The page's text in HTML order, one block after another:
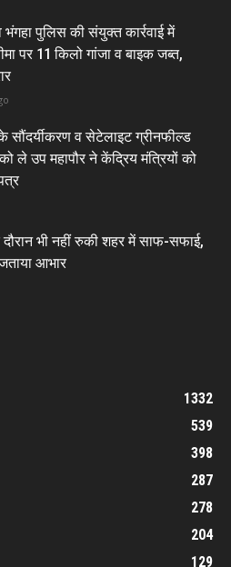
पुलिस की संयुक्त कार्रवाई में
पर 11 किलो गांजा व बाइक जब्त,
सौंदर्यीकरण व सेटेलाइट ग्रीनफील्ड
ले उप महापौर ने केंद्रिय मंत्रियों को
भी नहीं रुकी शहर में साफ-सफाई,
आभार
1332
539
398
287
278
204
129